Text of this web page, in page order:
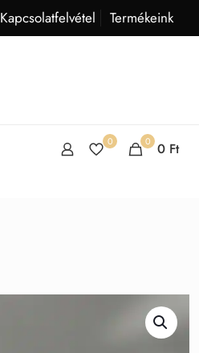
Kapcsolatfelvétel Termékeink
0 0 0 Ft